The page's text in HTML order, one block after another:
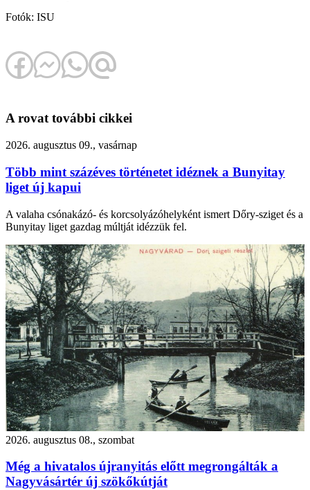
Fotók: ISU
A rovat további cikkei
2026. augusztus 09., vasárnap
Több mint százéves történetet idéznek a Bunyitay
liget új kapui
A valaha csónakázó- és korcsolyázóhelyként ismert Dőry-sziget és a
Bunyitay liget gazdag múltját idézzük fel.
2026. augusztus 08., szombat
Még a hivatalos újranyitás előtt megrongálták a
Nagyvásártér új szökőkútját